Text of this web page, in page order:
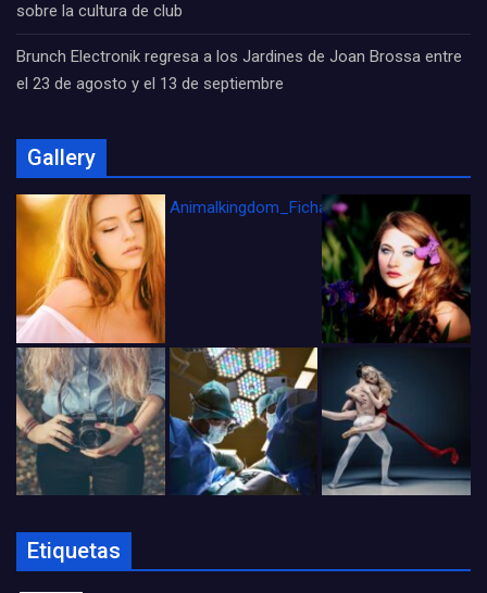
sobre la cultura de club
Brunch Electronik regresa a los Jardines de Joan Brossa entre
el 23 de agosto y el 13 de septiembre
Gallery
Animalkingdom_FichaCine
Etiquetas